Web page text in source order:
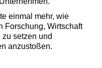
einmal mehr, wie
Forschung, Wirtschaft
setzen und
anzustoßen.